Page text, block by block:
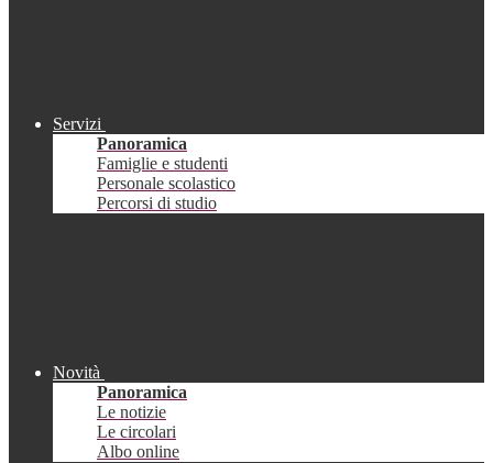
Servizi
Panoramica
Famiglie e studenti
Personale scolastico
Percorsi di studio
Novità
Panoramica
Le notizie
Le circolari
Albo online